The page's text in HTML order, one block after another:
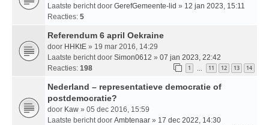
Laatste bericht door GerefGemeente-lid » 12 jan 2023, 15:11
Reacties: 5
Referendum 6 april Oekraine
door HHKtE » 19 mar 2016, 14:29
Laatste bericht door Simon0612 » 07 jan 2023, 22:42
Reacties: 198 1 … 11 12 13 14
Nederland – representatieve democratie of
postdemocratie?
door Kaw » 05 dec 2016, 15:59
Laatste bericht door Ambtenaar » 17 dec 2022, 14:30